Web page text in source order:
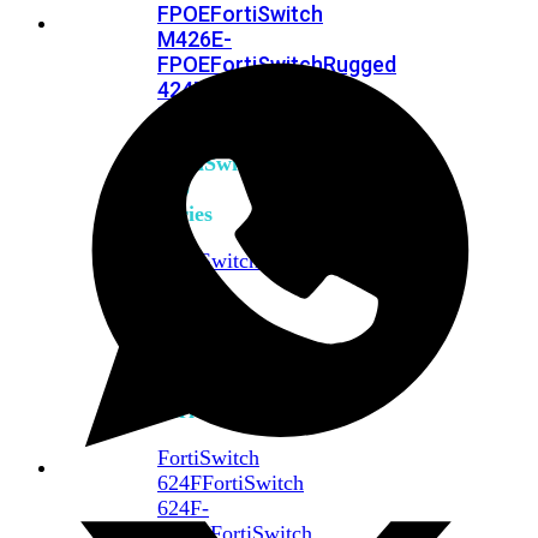
FPOEFortiSwitch
M426E-
FPOEFortiSwitchRugged
424F-
POE
FortiSwitch
500
Series
FortiSwitch
Series
FortiSwitch
624FFortiSwitch
624F-
FPOEFortiSwitch